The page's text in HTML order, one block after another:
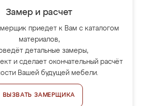
Замер и расчет
приедет к Вам с каталогом
материалов,
детальные замеры,
и сделает окончательный расчёт
Вашей будущей мебели.
ВЫЗВАТЬ ЗАМЕРЩИКА